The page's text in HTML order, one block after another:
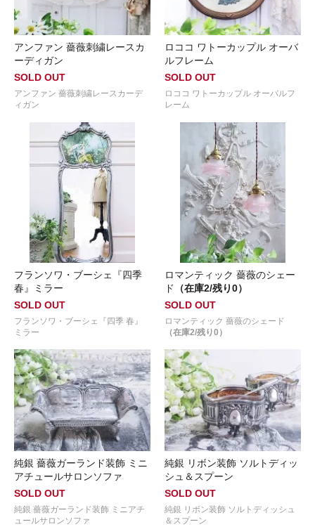
アンファン 薔薇刺繍レースカ
ーディガン
SOLD OUT
アンファン 薔薇刺繍レースカーデ
ィガン
ロココ ワトーカップル オーバ
ルフレーム
SOLD OUT
ロココ ワトーカップル オーバルフ
レーム
フランソワ・ブーシェ『四季
春』ミラー
SOLD OUT
フランソワ・ブーシェ『四季 春』
ミラー
ロマンティック 薔薇のシェー
ド
（在庫2/残り0）
SOLD OUT
ロマンティック 薔薇のシェード
（在庫2/残り0）
純銀 薔薇ガーランド装飾 ミニ
アチュールサロンソファ
SOLD OUT
純銀 薔薇ガーランド装飾 ミニアチ
ュールサロンソファ
純銀 リボン装飾 ソルトディッ
シュ＆スプーン
SOLD OUT
純銀 リボン装飾 ソルトディッシュ
＆スプーン